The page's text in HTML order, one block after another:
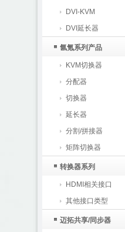
DVI-KVM
DVI延长器
氤氪系列产品
KVM切换器
分配器
切换器
延长器
分割/拼接器
矩阵切换器
转换器系列
HDMI相关接口
其他接口类型
迈拓共享/同步器